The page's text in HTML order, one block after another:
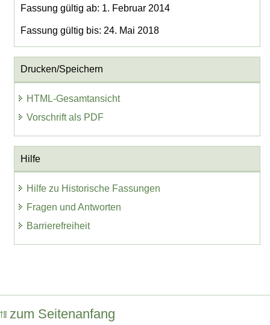
Fassung gültig ab: 1. Februar 2014
Fassung gültig bis: 24. Mai 2018
Drucken/Speichern
HTML-Gesamtansicht
Vorschrift als PDF
Hilfe
Hilfe zu Historische Fassungen
Fragen und Antworten
Barrierefreiheit
zum Seitenanfang